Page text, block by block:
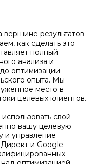
вершине результатов
как сделать это
полный
анализа и
оптимизации
опыта. Мы
место в
целевых клиентов.
свой
вашу целевую
и управление
и Google